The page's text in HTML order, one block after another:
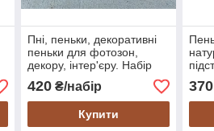
Пні, пеньки, декоративні
пеньки для фотозон,
декору, інтер'єру. Набір
3шт.
420₴/набір
Купити
370